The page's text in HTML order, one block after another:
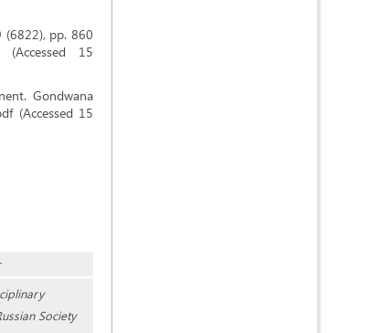
(6822), pp. 860
(Accessed 15
Gondwana
(Accessed 15
Society